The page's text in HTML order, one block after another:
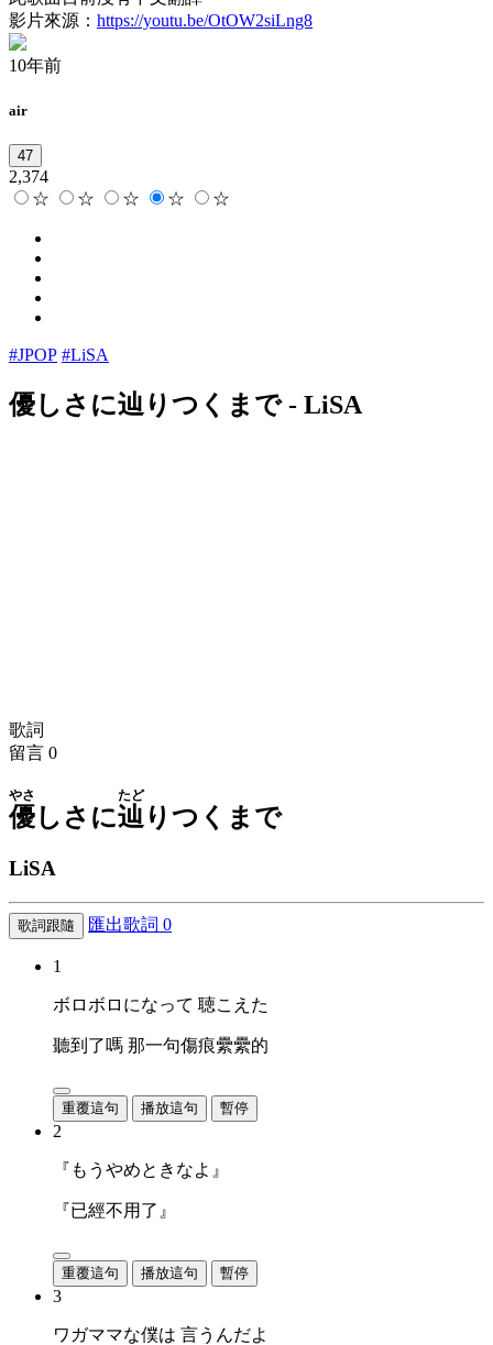
影片來源： https://youtu.be/OtOW2siLng8
10年前
air
47
2,374
☆
☆ ☆ ☆ ☆
#JPOP #LiSA
優しさに辿りつくまで- LiSA
歌詞
留言 0
優
やさ
しさに辿
たど
りつくまで
LiSA
歌詞跟隨 匯出歌詞 0
1
ボロボロになって 聴こえた
聽到了嗎 那一句傷痕纍纍的
重覆這句 播放這句 暫停
2
『もうやめときなよ』
『已經不用了』
重覆這句 播放這句 暫停
3
ワガママな僕は 言うんだよ